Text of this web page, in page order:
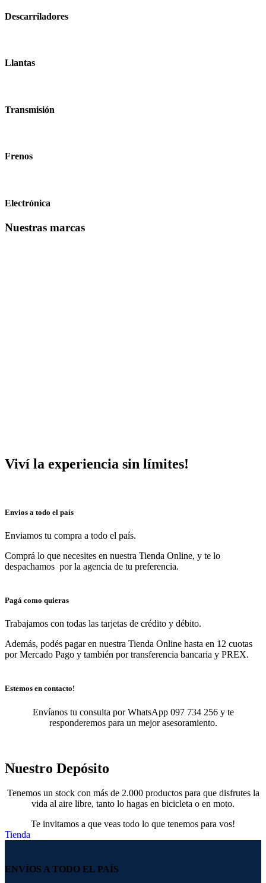
Descarriladores
Llantas
Transmisión
Frenos
Electrónica
Nuestras marcas
Viví la experiencia sin límites!
Envios a todo el país
Enviamos tu compra a todo el país.
Comprá lo que necesites en nuestra Tienda Online, y te lo
despachamos por la agencia de tu preferencia.
Pagá como quieras
Trabajamos con todas las tarjetas de crédito y débito.
Además, podés pagar en nuestra Tienda Online hasta en 12 cuotas
por Mercado Pago y también por transferencia bancaria y PREX.
Estemos en contacto!
Envíanos tu consulta por WhatsApp 097 734 256 y te
responderemos para un mejor asesoramiento.
Nuestro Depósito
Tenemos un stock con más de 2.000 productos para que disfrutes la
vida al aire libre, tanto lo hagas en bicicleta o en moto.
Te invitamos a que veas todo lo que tenemos para vos!
Tienda
ENVÍOS A TODO EL PAÍS